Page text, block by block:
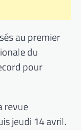
au premier
du
pour
revue
jeudi 14 avril.